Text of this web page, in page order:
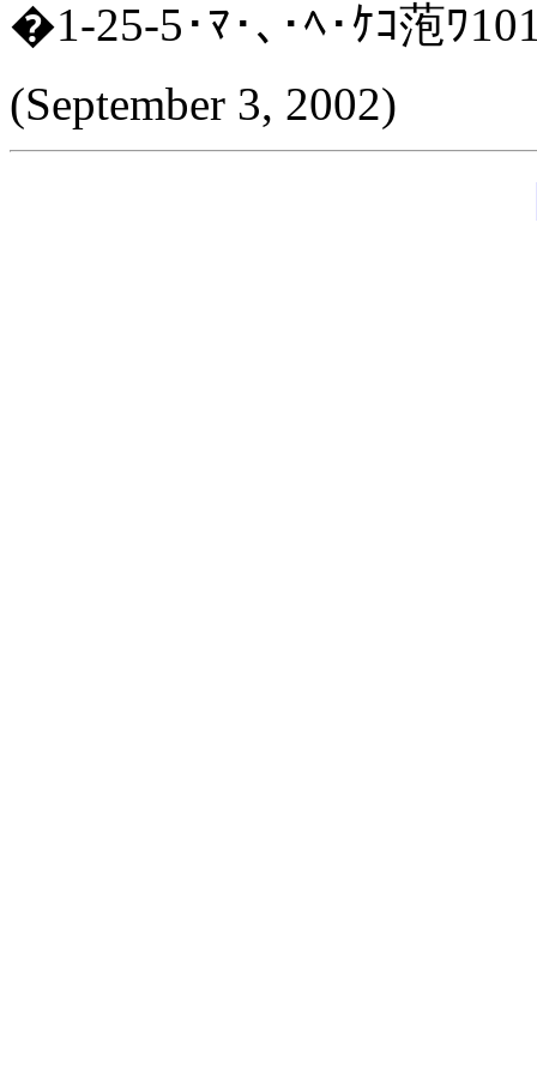
�1-25-5･ﾏ･､･ﾍ･ｹｺ萢ﾜ
(September 3, 2002)